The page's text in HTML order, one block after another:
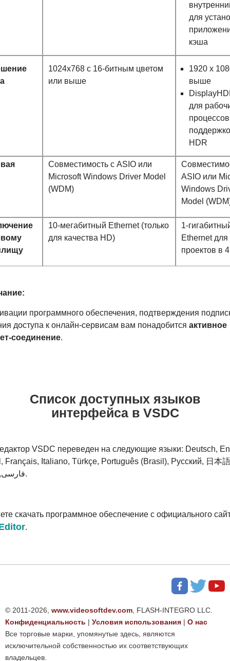
для
кэша
1024x768 с 16-битным цветом
или выше
1920 x
выше
для
HDR
Совместимость с ASIO или
Microsoft Windows Driver Model
(WDM)
ASIO или
Windows
Model
10-мегабитный Ethernet (только
для качества HD)
1-
Ethernet
проектов в
программного обеспечения, подтверждения
доступа к онлайн-сервисам вам понадобится активное
соединение.
Список доступных языков
интерфейса в VSDC
VSDC переведен на следующие языки: Deutsch,
Français, Italiano, Türkçe, Português (Brasil), Русский, 日本
文, فارسی, اردو.
скачать программное обеспечение с официального
.
© 2011-2026, www.videosoftdev.com , FLASH-INTEGRO LLC.
Конфиденциальность | Условия использования | О нас
Все торговые марки, упомянутые здесь, являются
исключительной собственностью их соответствующих
владельцев.